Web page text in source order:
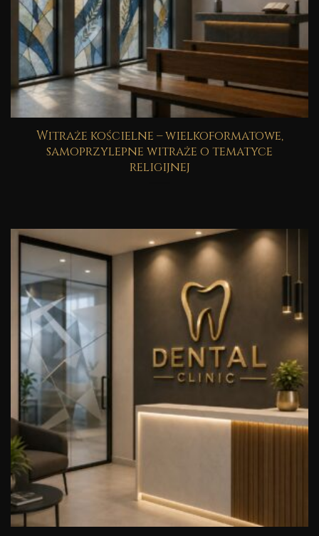
Witraże kościelne – wielkoformatowe,
samoprzylepne witraże o tematyce
religijnej